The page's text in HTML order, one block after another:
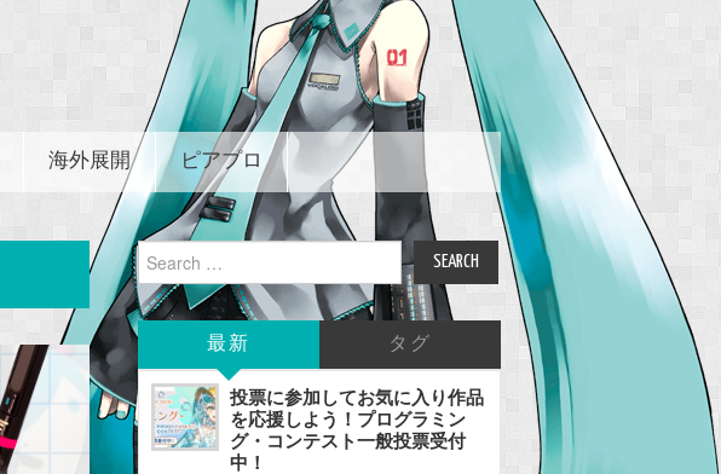
海外展開 ピアプロ
Search
for:
最新 タグ
投票に参加してお気に入り作品
を応援しよう！プログラミン
グ・コンテスト一般投票受付
中！